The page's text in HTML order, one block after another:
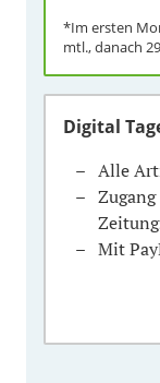
*Im ersten
mtl., danach
Digital
Alle
Mit